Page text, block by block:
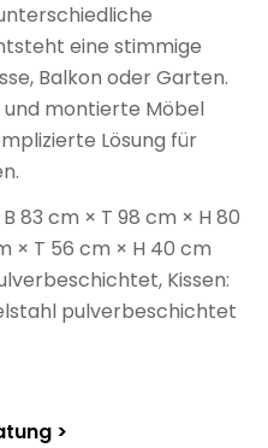
eine stimmige
Balkon oder Garten.
montierte Möbel
Lösung für
83 cm × T 98 cm × H 80
× T 56 cm × H 40 cm
Kissen:
pulverbeschichtet
>